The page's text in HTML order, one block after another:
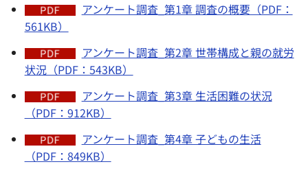
アンケート調査_第1章 調査の概要（PDF：
561KB）
アンケート調査_第2章 世帯構成と親の就労
状況（PDF：543KB）
アンケート調査_第3章 生活困難の状況
（PDF：912KB）
アンケート調査_第4章 子どもの生活
（PDF：849KB）